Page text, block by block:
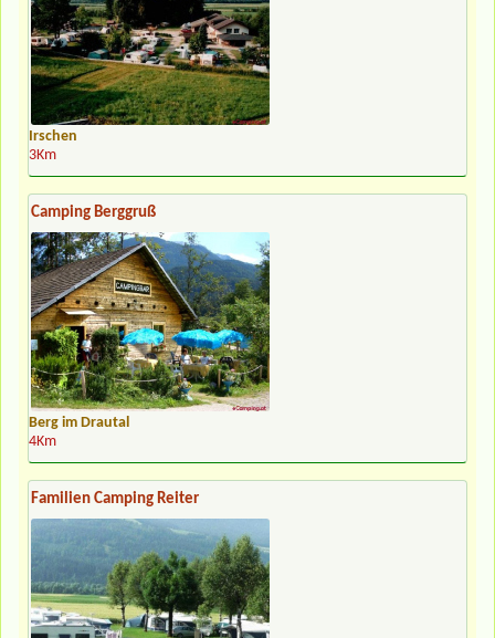
Irschen
3Km
Camping Berggruß
Berg im Drautal
4Km
Familien Camping Reiter